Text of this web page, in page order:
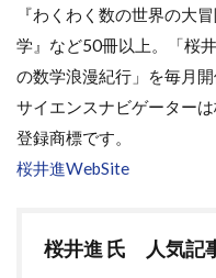
『わくわく数の世界の大
学』など50冊以上。「桜
の数学浪漫紀行」を毎月開
サイエンスナビゲーター
登録商標です。
桜井進WebSite
桜井進 氏 人気記